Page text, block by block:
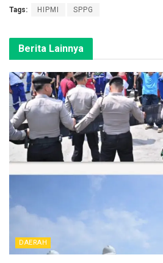
Tags: HIPMI SPPG
Berita Lainnya
DAERAH